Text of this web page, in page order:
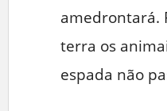
amedrontará.
terra os
espada não